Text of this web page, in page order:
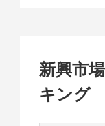
新興市
キング